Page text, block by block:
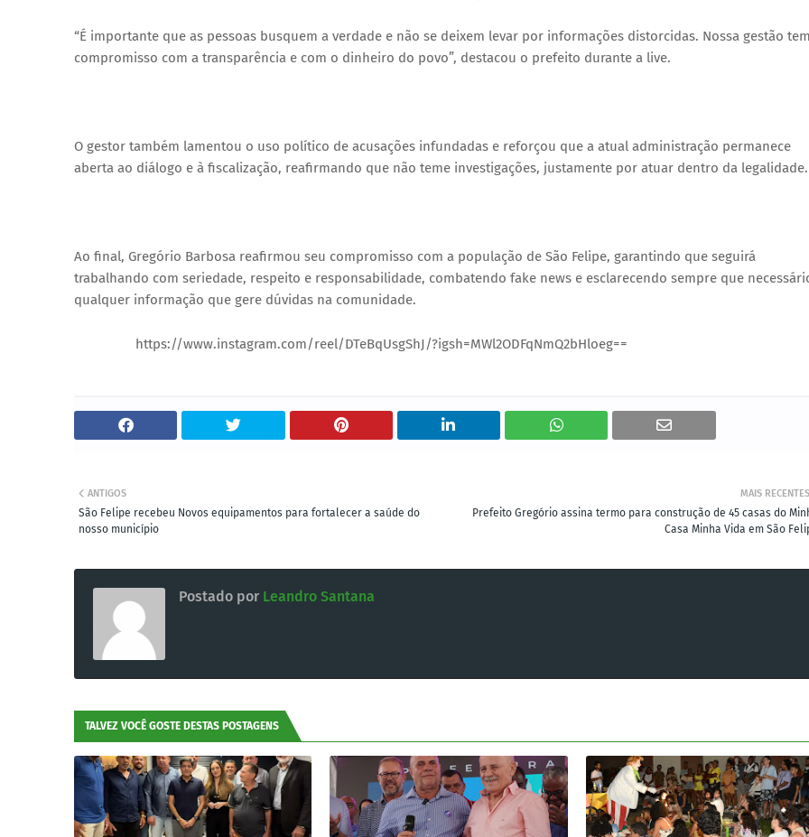
“É importante que as pessoas busquem a verdade e não se deixem levar por informações distorcidas. Nossa gestão
compromisso com a transparência e com o dinheiro do povo”, destacou o prefeito durante a live.
O gestor também lamentou o uso político de acusações infundadas e reforçou que a atual administração permanece
aberta ao diálogo e à fiscalização, reafirmando que não teme investigações, justamente por atuar dentro da legalidade.
Ao final, Gregório Barbosa reafirmou seu compromisso com a população de São Felipe, garantindo que seguirá
trabalhando com seriedade, respeito e responsabilidade, combatendo fake news e esclarecendo sempre que
qualquer informação que gere dúvidas na comunidade.
https://www.instagram.com/reel/DTeBqUsgShJ/?igsh=MWl2ODFqNmQ2bHloeg==
MAIS RECENTES
Prefeito Gregório assina termo para construção de 45 casas do
Casa Minha Vida em São
ANTIGOS
São Felipe recebeu Novos equipamentos para fortalecer a saúde do
nosso município
Postado por Leandro Santana
TALVEZ VOCÊ GOSTE DESTAS POSTAGENS